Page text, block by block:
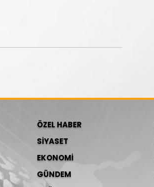
ÖZEL HABER
SİYASET
EKONOMİ
GÜNDEM